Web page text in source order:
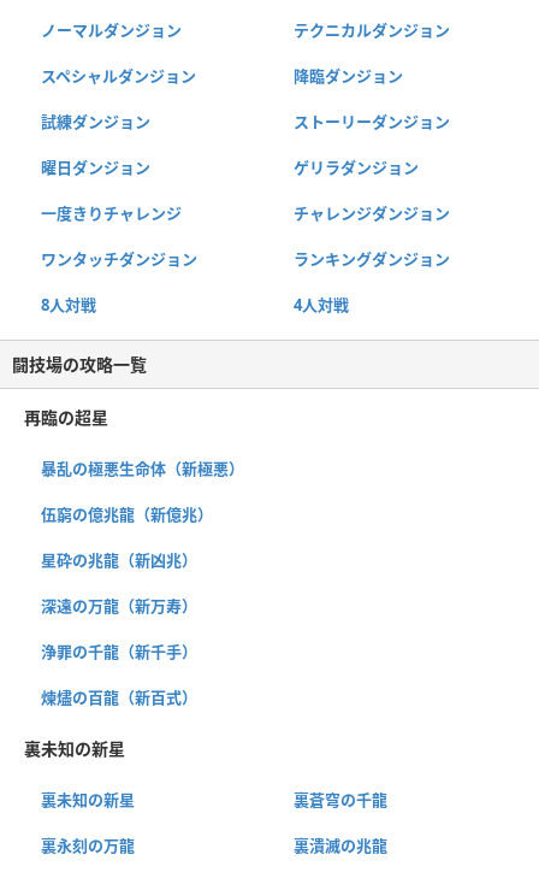
ノーマルダンジョン テクニカルダンジョン
スペシャルダンジョン 降臨ダンジョン
試練ダンジョン ストーリーダンジョン
曜日ダンジョン ゲリラダンジョン
一度きりチャレンジ チャレンジダンジョン
ワンタッチダンジョン ランキングダンジョン
8人対戦 4人対戦
闘技場の攻略一覧
再臨の超星
暴乱の極悪生命体（新極悪）
伍窮の億兆龍（新億兆）
星砕の兆龍（新凶兆）
深遠の万龍（新万寿）
浄罪の千龍（新千手）
煉燼の百龍（新百式）
裏未知の新星
裏未知の新星 裏蒼穹の千龍
裏永刻の万龍 裏潰滅の兆龍